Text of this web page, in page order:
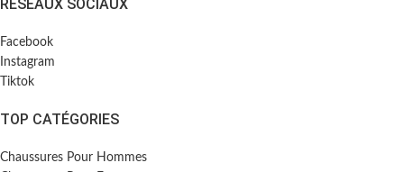
RÉSEAUX SOCIAUX
Facebook
Instagram
Tiktok
TOP CATÉGORIES
Chaussures Pour Hommes